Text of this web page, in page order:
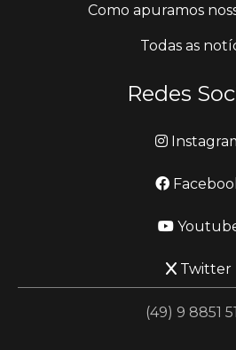
Como apuramos
Todas as
Redes
Twitter
(49) 9 8851